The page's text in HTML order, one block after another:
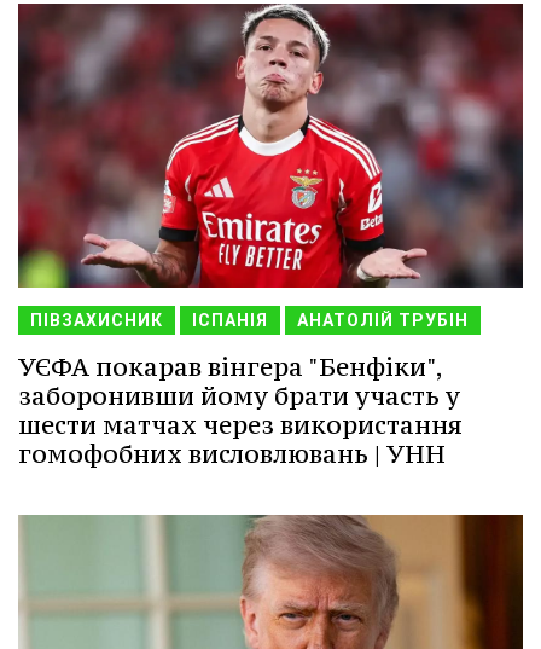
ПІВЗАХИСНИК ІСПАНІЯ АНАТОЛІЙ ТРУБІН
УЄФА покарав вінгера "Бенфіки",
заборонивши йому брати участь у
шести матчах через використання
гомофобних висловлювань | УНН